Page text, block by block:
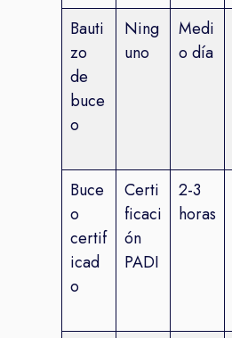
Bauti
zo
de
buce
o
Ning
uno
Medi
o día
Buce
o
certif
icad
o
Certi
ficaci
ón
PADI
2-3
horas